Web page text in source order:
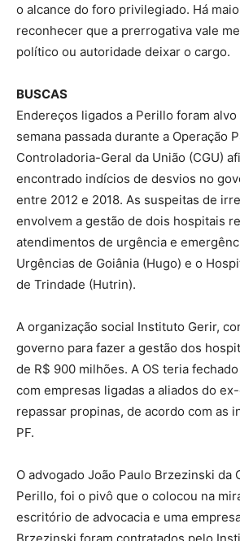
o alcance do foro privilegiado. Há
reconhecer que a prerrogativa vale
político ou autoridade deixar o cargo.
BUSCAS
Endereços ligados a Perillo foram
semana passada durante a Operação
Controladoria-Geral da União (CGU)
encontrado indícios de desvios no
entre 2012 e 2018. As suspeitas de
envolvem a gestão de dois hospitais
atendimentos de urgência e
Urgências de Goiânia (Hugo) e o
de Trindade (Hutrin).
A organização social Instituto Gerir,
governo para fazer a gestão dos
de R$ 900 milhões. A OS teria
com empresas ligadas a aliados do
repassar propinas, de acordo com as
PF.
O advogado João Paulo Brzezinski da
Perillo, foi o pivô que o colocou na
escritório de advocacia e uma